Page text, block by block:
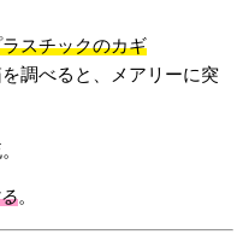
スチックのカギ
調べると、メアリーに突
。